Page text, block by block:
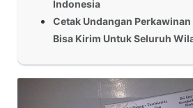
Indonesia
Cetak Undangan
Bisa Kirim Untuk Seluruh